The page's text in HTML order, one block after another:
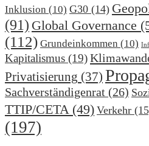
Inklusion (10) G30 (14)
(91) Global Governance
(112) Grundeinkommen (10)
Kapitalismus (19)
Privatisierung (37)
Sachverständigenrat (26)
TTIP/CETA(49) Verkehr
(197)